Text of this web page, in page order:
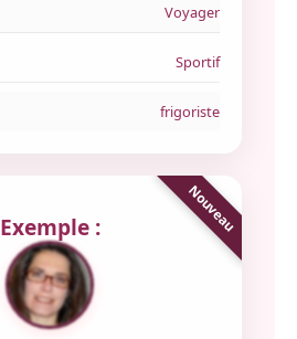
Voyager
Sportif
frigoriste
Exemple :